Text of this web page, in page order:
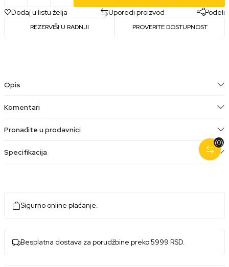
Dodaj u listu želja
Uporedi proizvod Podeli
REZERVIŠI U RADNJI PROVERITE DOSTUPNOST
(0)
Opis
Komentari
Pronađite u prodavnici
Specifikacija
Sigurno online plaćanje.
Besplatna dostava za porudžbine preko 5999 RSD.